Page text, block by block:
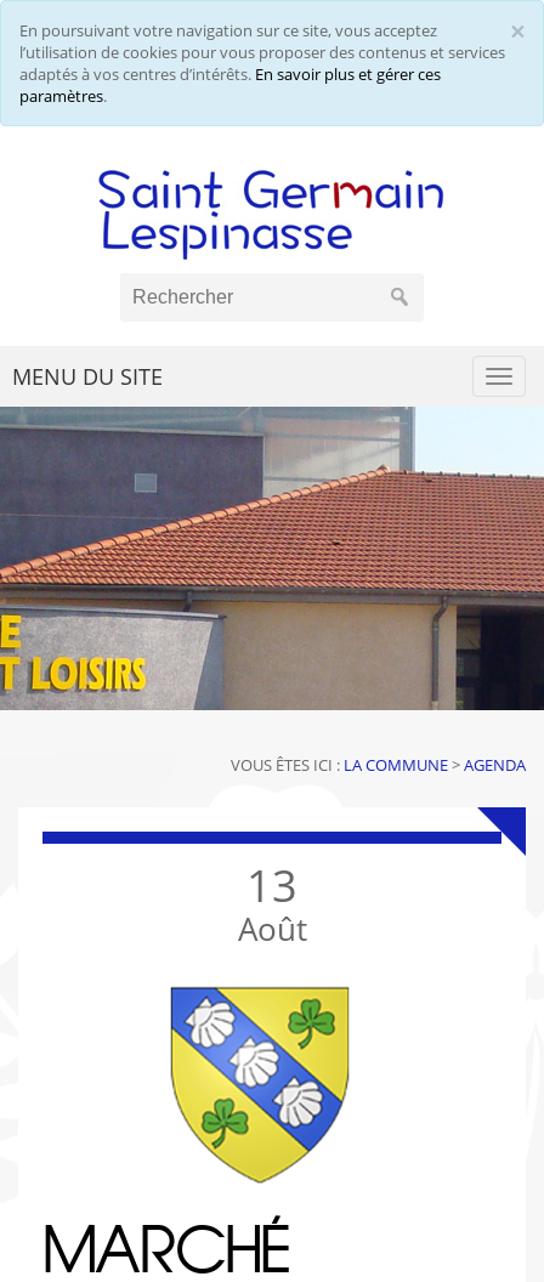
×
En poursuivant votre navigation sur ce site, vous acceptez
l’utilisation de cookies pour vous proposer des contenus et services
adaptés à vos centres d’intérêts. En savoir plus et gérer ces
paramètres.
MENU DU SITE
VOUS ÊTES ICI : LA COMMUNE>AGENDA
13
Août
MARCHÉ